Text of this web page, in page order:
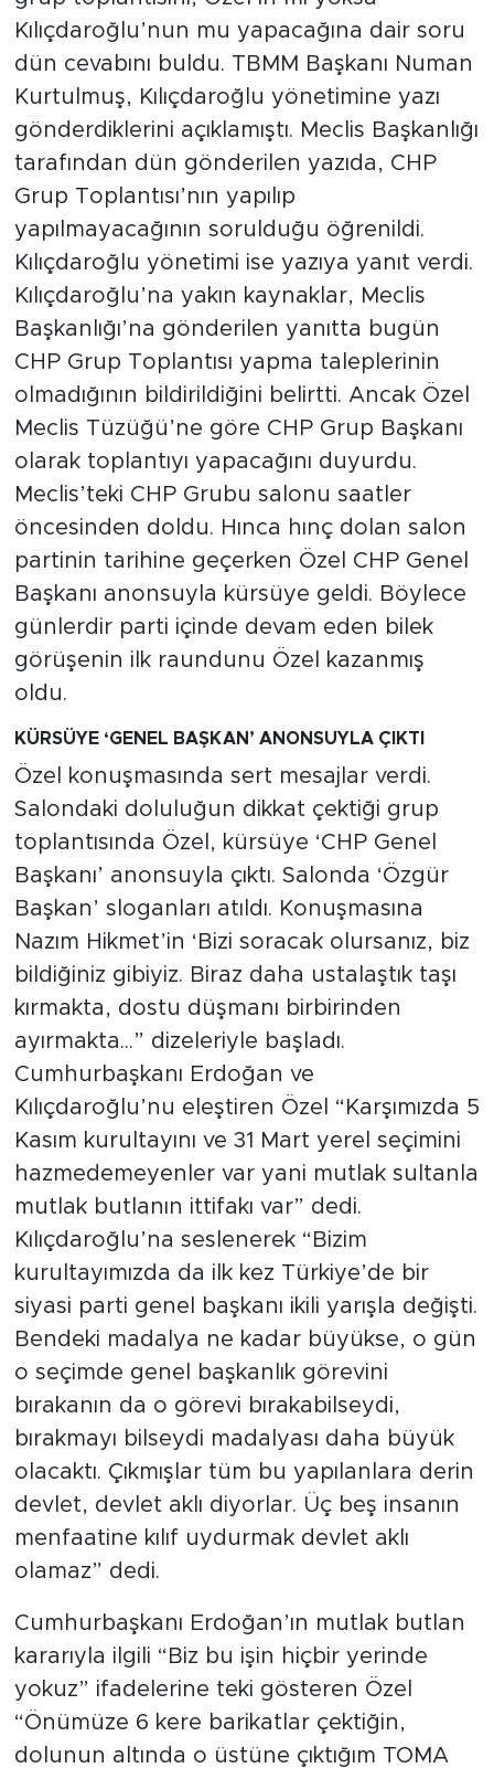
Kılıçdaroğlu’nun mu yapacağına dair soru
dün cevabını buldu. TBMM Başkanı Numan
Kurtulmuş, Kılıçdaroğlu yönetimine yazı
gönderdiklerini açıklamıştı. Meclis Başkanlığı
tarafından dün gönderilen yazıda, CHP
Grup Toplantısı’nın yapılıp
yapılmayacağının sorulduğu öğrenildi.
Kılıçdaroğlu yönetimi ise yazıya yanıt verdi.
Kılıçdaroğlu’na yakın kaynaklar, Meclis
Başkanlığı’na gönderilen yanıtta bugün
CHP Grup Toplantısı yapma taleplerinin
olmadığının bildirildiğini belirtti. Ancak Özel
Meclis Tüzüğü’ne göre CHP Grup Başkanı
olarak toplantıyı yapacağını duyurdu.
Meclis’teki CHP Grubu salonu saatler
öncesinden doldu. Hınca hınç dolan salon
partinin tarihine geçerken Özel CHP Genel
Başkanı anonsuyla kürsüye geldi. Böylece
günlerdir parti içinde devam eden bilek
görüşenin ilk raundunu Özel kazanmış
oldu.
KÜRSÜYE ‘GENEL BAŞKAN’ ANONSUYLA ÇIKTI
Özel konuşmasında sert mesajlar verdi.
Salondaki doluluğun dikkat çektiği grup
toplantısında Özel, kürsüye ‘CHP Genel
Başkanı’ anonsuyla çıktı. Salonda ‘Özgür
Başkan’ sloganları atıldı. Konuşmasına
Nazım Hikmet’in ‘Bizi soracak olursanız, biz
bildiğiniz gibiyiz. Biraz daha ustalaştık taşı
kırmakta, dostu düşmanı birbirinden
ayırmakta...” dizeleriyle başladı.
Cumhurbaşkanı Erdoğan ve
Kılıçdaroğlu’nu eleştiren Özel “Karşımızda 5
Kasım kurultayını ve 31 Mart yerel seçimini
hazmedemeyenler var yani mutlak sultanla
mutlak butlanın ittifakı var” dedi.
Kılıçdaroğlu’na seslenerek “Bizim
kurultayımızda da ilk kez Türkiye’de bir
siyasi parti genel başkanı ikili yarışla değişti.
Bendeki madalya ne kadar büyükse, o gün
o seçimde genel başkanlık görevini
bırakanın da o görevi bırakabilseydi,
bırakmayı bilseydi madalyası daha büyük
olacaktı. Çıkmışlar tüm bu yapılanlara derin
devlet, devlet aklı diyorlar. Üç beş insanın
menfaatine kılıf uydurmak devlet aklı
olamaz” dedi.
Cumhurbaşkanı Erdoğan’ın mutlak butlan
kararıyla ilgili “Biz bu işin hiçbir yerinde
yokuz” ifadelerine teki gösteren Özel
“Önümüze 6 kere barikatlar çektiğin,
dolunun altında o üstüne çıktığım TOMA